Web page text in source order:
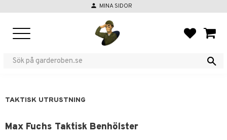
person MINA SIDOR
TAKTISK UTRUSTNING
Max Fuchs Taktisk Benhölster